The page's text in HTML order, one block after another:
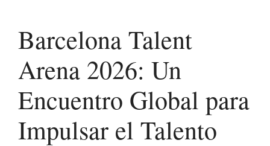
Barcelona Talent
Arena 2026: Un
Encuentro Global para
Impulsar el Talento